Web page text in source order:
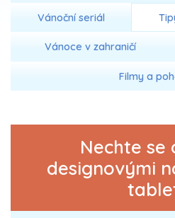
Vánoční seriál
Vánoce v zahraničí
Filmy a
Nechte se
designovými